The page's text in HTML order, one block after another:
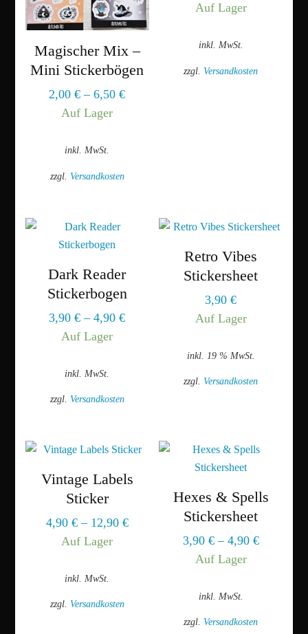
Magischer Mix –
Mini Stickerbögen
2,00€ –6,50€
Auf Lager
inkl. MwSt.
zzgl. Versandkosten
weist
mehrere
Varianten
auf.
Optionen
können
der
Produktseite
Auf Lager
inkl. MwSt.
zzgl. Versandkosten
auf
der
gewählt
werden
Dark Reader
Stickerbogen
3,90€ –4,90€
Auf Lager
inkl. MwSt.
zzgl. Versandkosten
weist
mehrere
Varianten
Die
Optionen
auf
der
Retro Vibes
Stickersheet
3,90€
Auf Lager
inkl. 19 % MwSt.
zzgl. Versandkosten
Vintage Labels
Sticker
4,90 €– 12,90 €
Auf Lager
inkl. MwSt.
zzgl. Versandkosten
Hexes & Spells
Stickersheet
3,90 €– 4,90 €
Auf Lager
inkl. MwSt.
zzgl. Versandkosten